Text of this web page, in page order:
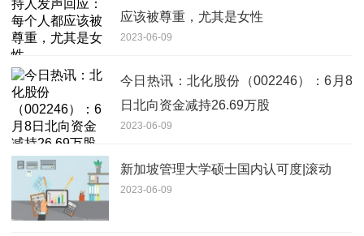
应该被尊重，尤其是女性
2023-06-09
今日热讯：北化股份（002246）：6月8
日北向资金减持26.69万股
2023-06-09
新加坡管理大学硕士国内认可度|滚动
2023-06-09